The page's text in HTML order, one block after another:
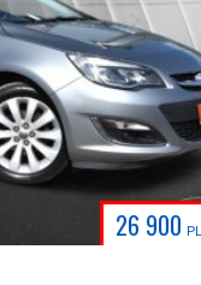
26 900